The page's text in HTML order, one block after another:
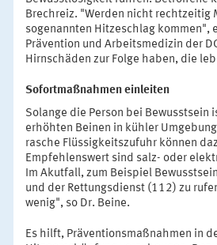
Brechreiz. "Werden nicht rechtzeitig
sogenannten Hitzeschlag kommen",
Prävention und Arbeitsmedizin der
Hirnschäden zur Folge haben, die
Sofortmaßnahmen einleiten
Solange die Person bei
erhöhten Beinen in kühler
rasche Flüssigkeitszufuhr können
Empfehlenswert sind salz- oder
Im Akutfall, zum Beispiel
und der Rettungsdienst (112) zu
wenig", so Dr. Beine.
Es hilft, Präventionsmaßnahmen in